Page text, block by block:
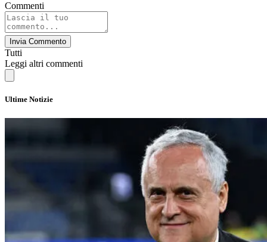
Commenti
Invia Commento
Tutti
Leggi altri commenti
Ultime Notizie